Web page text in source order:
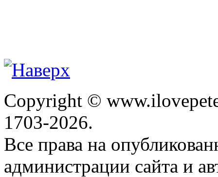
Copyright ©
1703-2026.
Все права на
администрации сайта и